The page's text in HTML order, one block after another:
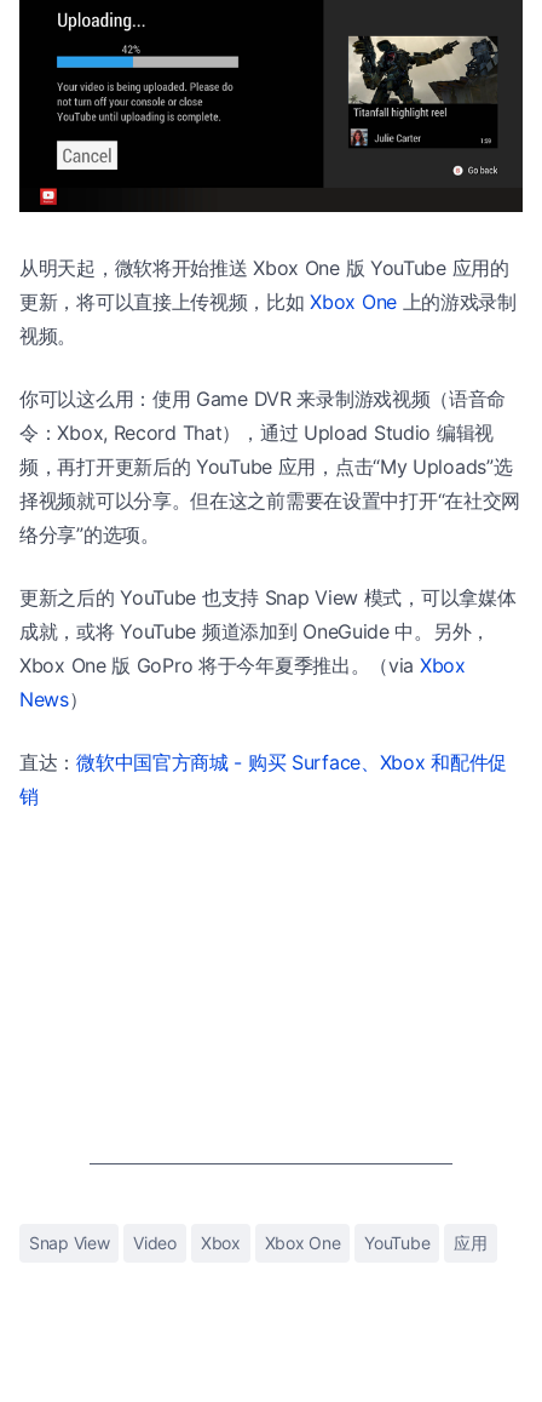
从明天起，微软将开始推送 Xbox One 版 YouTube 应用的
更新，将可以直接上传视频，比如Xbox One上的游戏录制
视频。
你可以这么用：使用 Game DVR 来录制游戏视频（语音命
令：Xbox, Record That），通过 Upload Studio 编辑视
频，再打开更新后的 YouTube 应用，点击“My Uploads”选
择视频就可以分享。但在这之前需要在设置中打开“在社交网
络分享”的选项。
更新之后的 YouTube 也支持 Snap View 模式，可以拿媒体
成就，或将 YouTube 频道添加到 OneGuide 中。另外，
Xbox One 版 GoPro 将于今年夏季推出。（via Xbox
News）
直达：微软中国官方商城 - 购买 Surface、Xbox 和配件促
销
Snap View Video Xbox Xbox One YouTube 应用